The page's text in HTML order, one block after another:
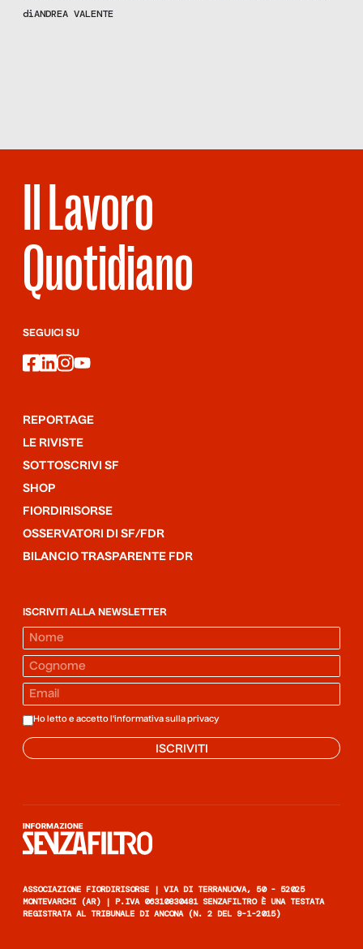
l’Italia: in un’America dal mercato del lavoro in sofferenza, la
diANDREA VALENTE
Il Lavoro
Quotidiano
SEGUICI SU
facebook
linkedin
instagram
youtube
REPORTAGE
LE RIVISTE
SOTTOSCRIVI SF
SHOP
FIORDIRISORSE
OSSERVATORI DI SF/FDR
BILANCIO TRASPARENTE FDR
ISCRIVITI ALLA NEWSLETTER
Ho letto e accetto l'informativa sulla privacy
ISCRIVITI
ASSOCIAZIONE FIORDIRISORSE | VIA DI TERRANUOVA, 50 - 52025
MONTEVARCHI (AR) | P.IVA 06310830481 SENZAFILTRO È UNA TESTATA
REGISTRATA AL TRIBUNALE DI ANCONA (N. 2 DEL 9-1-2015)